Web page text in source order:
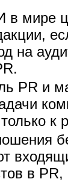
в мире
на
PR и
к
в